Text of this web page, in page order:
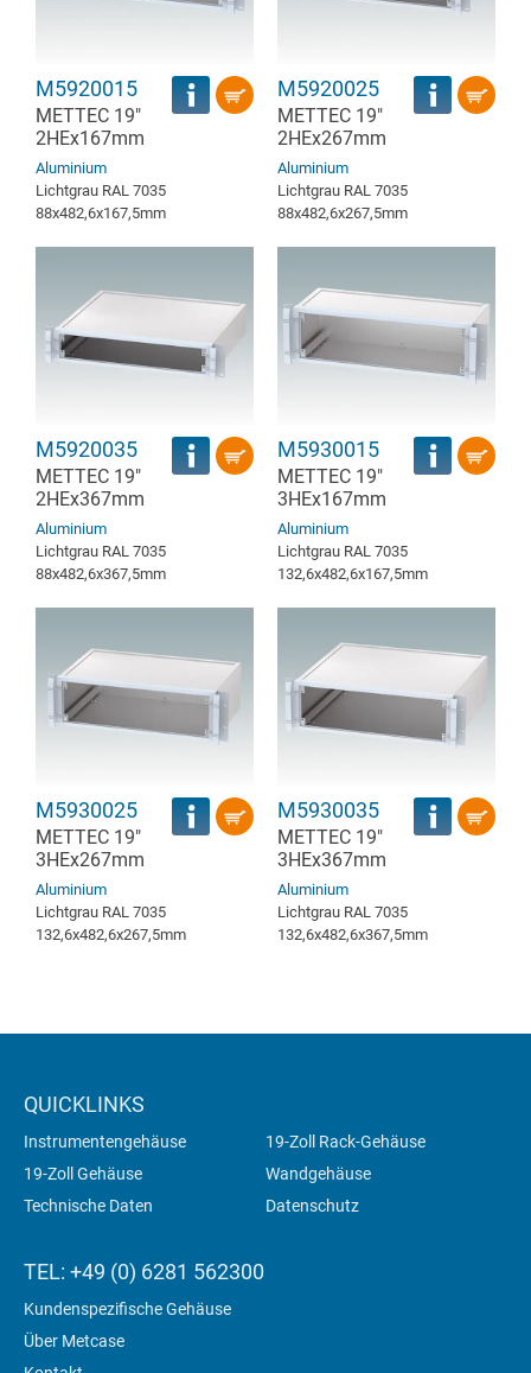
M5920015
METTEC 19"
2HEx167mm
Aluminium
Lichtgrau RAL 7035
88x482,6x167,5mm
M5920025
METTEC 19"
2HEx267mm
Aluminium
Lichtgrau RAL 7035
88x482,6x267,5mm
M5920035
METTEC 19"
2HEx367mm
Aluminium
Lichtgrau RAL 7035
88x482,6x367,5mm
M5930015
METTEC 19"
3HEx167mm
Aluminium
Lichtgrau RAL 7035
132,6x482,6x167,5mm
M5930025
METTEC 19"
3HEx267mm
Aluminium
Lichtgrau RAL 7035
132,6x482,6x267,5mm
M5930035
METTEC 19"
3HEx367mm
Aluminium
Lichtgrau RAL 7035
132,6x482,6x367,5mm
QUICKLINKS
Instrumentengehäuse
19-Zoll Rack-Gehäuse
19-Zoll Gehäuse
Wandgehäuse
Technische Daten
Datenschutz
TEL: +49 (0) 6281 562300
Kundenspezifische Gehäuse
Über Metcase